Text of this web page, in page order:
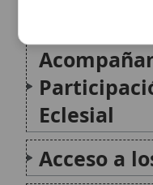
Citas y
Modificado el 30 de septiembre
este artículo•Paq. Scorm (LMS)
artículo•Imprimir artículo•
Diócesis de Cádiz